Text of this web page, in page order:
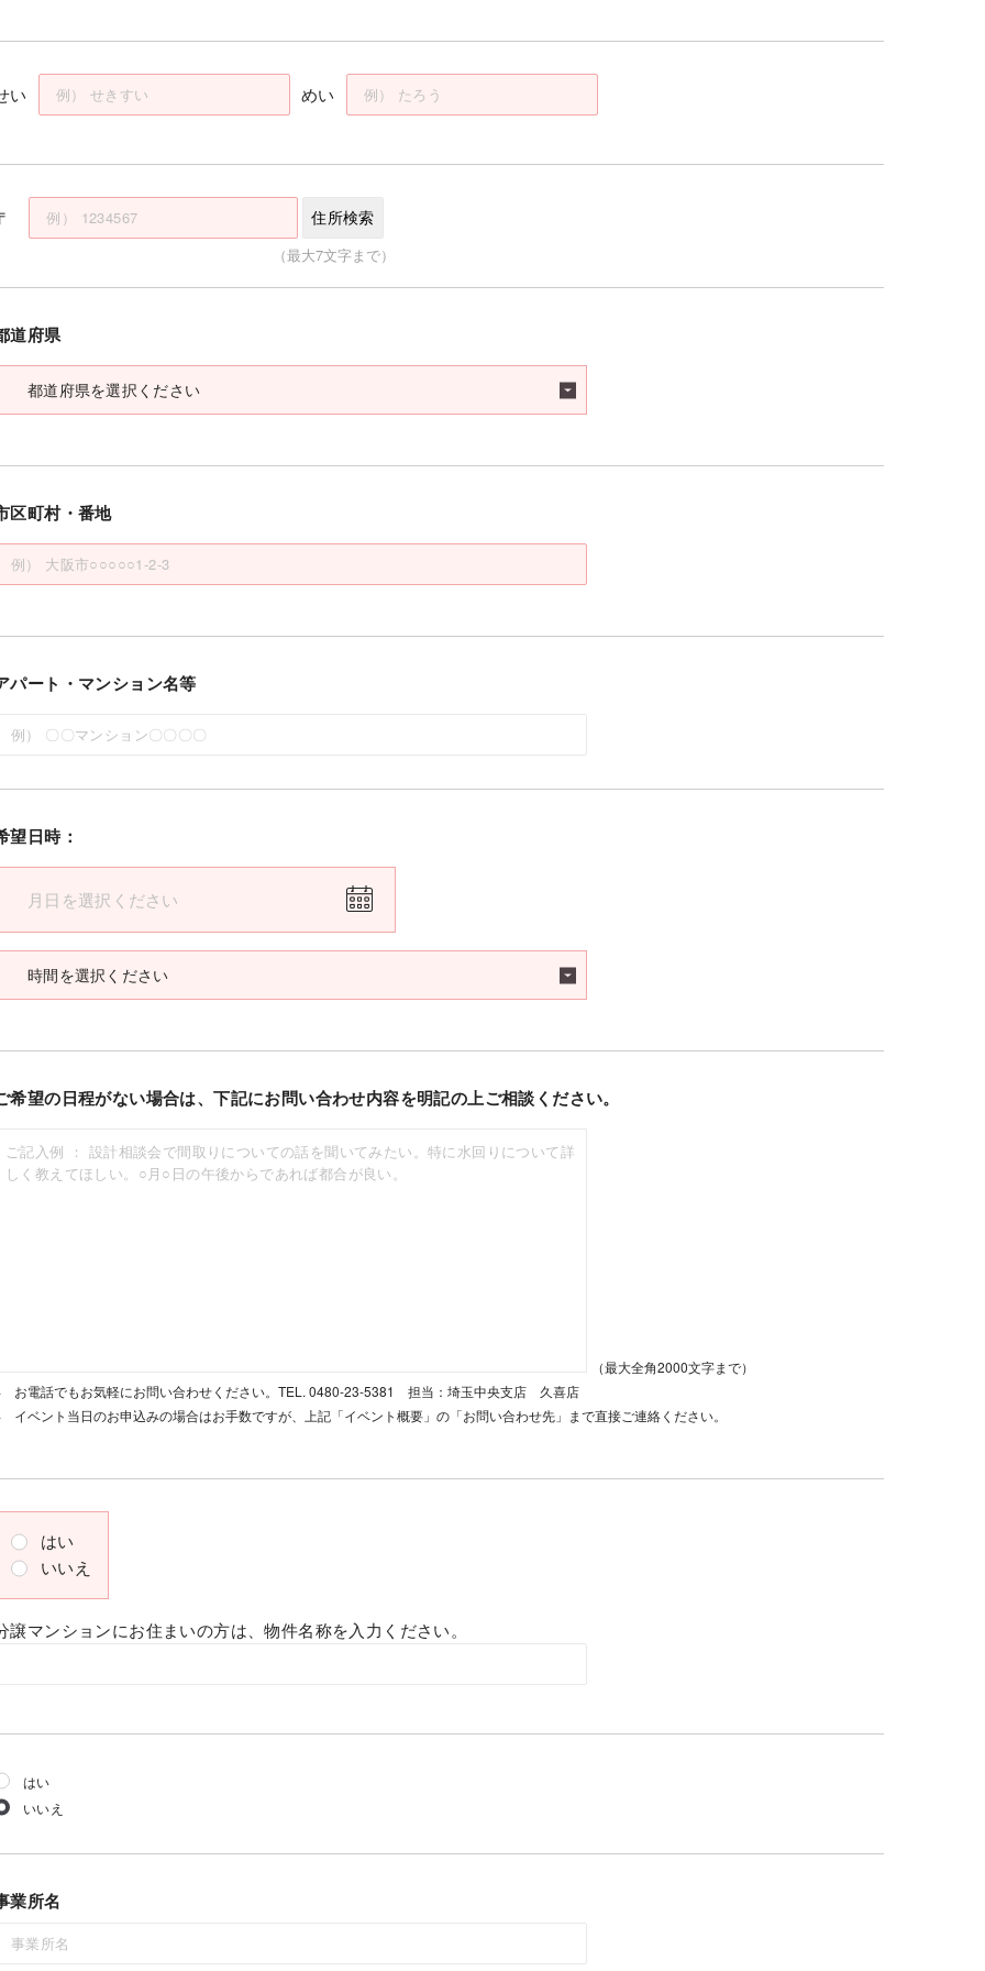
い めい
（最大7文字まで）
住所検索
道府県
区町村・番地
パート・マンション名等
望日時：
希望の日程がない場合は、下記にお問い合わせ内容を明記の上ご相談ください。
（最大全角2000文字まで）
お電話でもお気軽にお問い合わせください。TEL. 0480-23-5381 担当：埼玉中央支店 久喜店
イベント当日のお申込みの場合はお手数ですが、上記「イベント概要」の「お問い合わせ先」まで直接ご連絡ください。
はい
いいえ
譲マンションにお住まいの方は、物件名称を入力ください。
はい
いいえ
業所名